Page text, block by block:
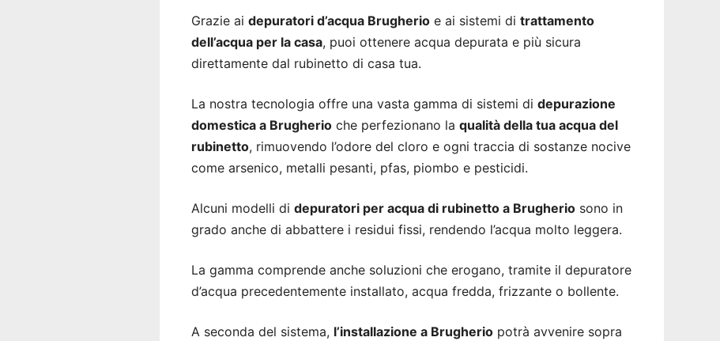
Grazie ai depuratori d’acqua Brugherio e ai sistemi di trattamento
dell’acqua per la casa, puoi ottenere acqua depurata e più sicura
direttamente dal rubinetto di casa tua.
La nostra tecnologia offre una vasta gamma di sistemi di depurazione
domestica a Brugherio che perfezionano la qualità della tua acqua del
rubinetto, rimuovendo l’odore del cloro e ogni traccia di sostanze nocive
come arsenico, metalli pesanti, pfas, piombo e pesticidi.
Alcuni modelli di depuratori per acqua di rubinetto a Brugherio sono in
grado anche di abbattere i residui fissi, rendendo l’acqua molto leggera.
La gamma comprende anche soluzioni che erogano, tramite il depuratore
d’acqua precedentemente installato, acqua fredda, frizzante o bollente.
A seconda del sistema, l’installazione a Brugherio potrà avvenire sopra